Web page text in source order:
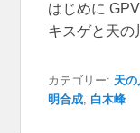
はじめに
キスゲと天
カテゴリー: 天の
明合成, 白木峰